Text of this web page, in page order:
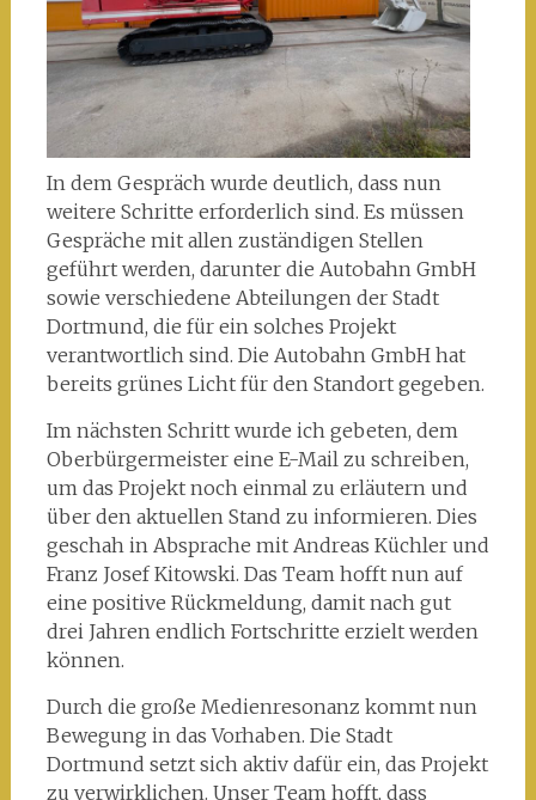
In dem Gespräch wurde deutlich, dass nun
weitere Schritte erforderlich sind. Es müssen
Gespräche mit allen zuständigen Stellen
geführt werden, darunter die Autobahn GmbH
sowie verschiedene Abteilungen der Stadt
Dortmund, die für ein solches Projekt
verantwortlich sind. Die Autobahn GmbH hat
bereits grünes Licht für den Standort gegeben.
Im nächsten Schritt wurde ich gebeten, dem
Oberbürgermeister eine E-Mail zu schreiben,
um das Projekt noch einmal zu erläutern und
über den aktuellen Stand zu informieren. Dies
geschah in Absprache mit Andreas Küchler und
Franz Josef Kitowski. Das Team hofft nun auf
eine positive Rückmeldung, damit nach gut
drei Jahren endlich Fortschritte erzielt werden
können.
Durch die große Medienresonanz kommt nun
Bewegung in das Vorhaben. Die Stadt
Dortmund setzt sich aktiv dafür ein, das Projekt
zu verwirklichen. Unser Team hofft, dass